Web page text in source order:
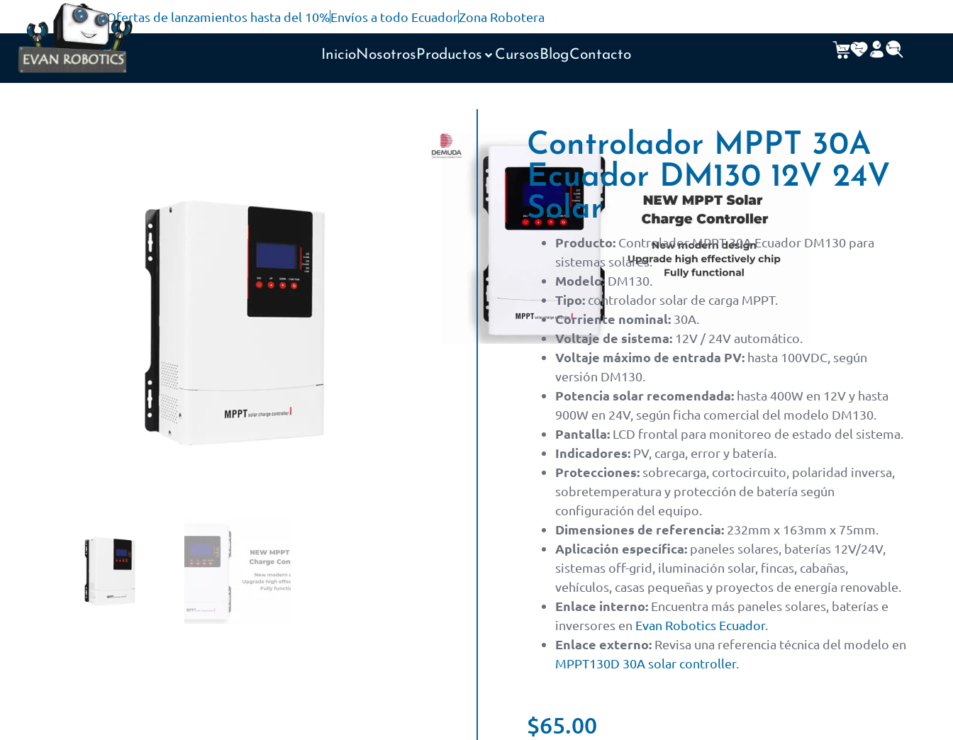
Ofertas de lanzamientos hasta del 10%Envíos a todo EcuadorZona Robotera
InicioNosotros Productos Cursos BlogContacto
Controlador MPPT 30A
Ecuador DM130 12V 24V
Solar
Producto: Controlador MPPT 30A Ecuador DM130 para
sistemas solares.
Modelo: DM130.
Tipo: controlador solar de carga MPPT.
Corriente nominal: 30A.
Voltaje de sistema: 12V / 24V automático.
Voltaje máximo de entrada PV: hasta 100VDC, según
versión DM130.
Potencia solar recomendada: hasta 400W en 12V y hasta
900W en 24V, según ficha comercial del modelo DM130.
Pantalla: LCD frontal para monitoreo de estado del sistema.
Indicadores: PV, carga, error y batería.
Protecciones: sobrecarga, cortocircuito, polaridad inversa,
sobretemperatura y protección de batería según
configuración del equipo.
Dimensiones de referencia: 232mm x 163mm x 75mm.
Aplicación específica: paneles solares, baterías 12V/24V,
sistemas off-grid, iluminación solar, fincas, cabañas,
vehículos, casas pequeñas y proyectos de energía renovable.
Enlace interno: Encuentra más paneles solares, baterías e
inversores en Evan Robotics Ecuador.
Enlace externo: Revisa una referencia técnica del modelo en
MPPT130D 30A solar controller.
$65.00